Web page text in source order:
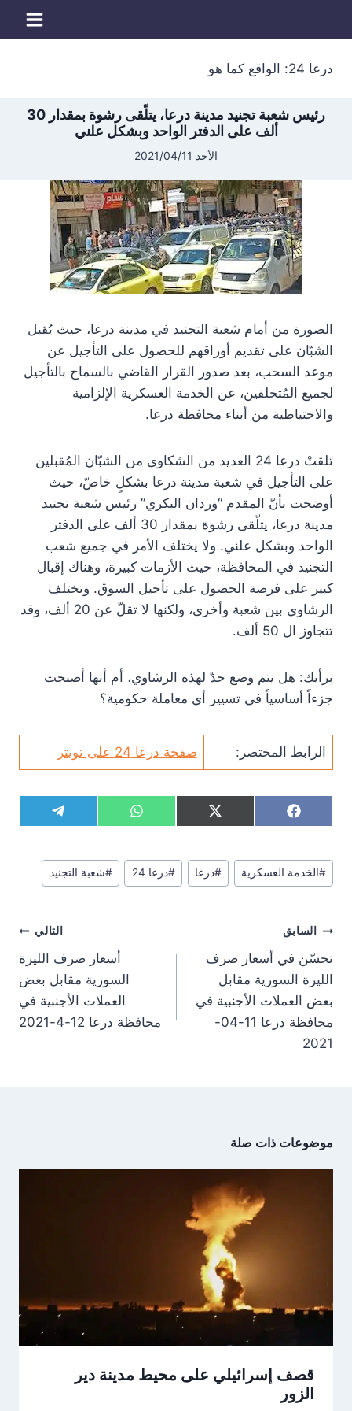
درعا 24: الواقع كما هو
رئيس شعبة تجنيد مدينة درعا، يتلّقى رشوة بمقدار 30
ألف على الدفتر الواحد وبشكل علني
الأحد 2021/04/11
الصورة من أمام شعبة التجنيد في مدينة درعا، حيث يُقبل
الشبّان على تقديم أوراقهم للحصول على التأجيل عن
موعد السحب، بعد صدور القرار القاضي بالسماح بالتأجيل
لجميع المُتخلفين، عن الخدمة العسكرية الإلزامية
والاحتياطية من أبناء محافظة درعا.
تلقتْ درعا 24 العديد من الشكاوى من الشبّان المُقبلين
على التأجيل في شعبة مدينة درعا بشكلٍ خاصّ، حيث
أوضحت بأنّ المقدم “وردان البكري” رئيس شعبة تجنيد
مدينة درعا، يتلّقى رشوة بمقدار 30 ألف على الدفتر
الواحد وبشكل علني. ولا يختلف الأمر في جميع شعب
التجنيد في المحافظة، حيث الأزمات كبيرة، وهناك إقبال
كبير على فرصة الحصول على تأجيل السوق. وتختلف
الرشاوي بين شعبة وأخرى، ولكنها لا تقلّ عن 20 ألف، وقد
تتجاوز ال 50 ألف.
برأيك: هل يتم وضع حدّ لهذه الرشاوي، أم أنها أصبحت
جزءاً أساسياً في تسيير أي معاملة حكومية؟
الرابط المختصر: صفحة درعا 24 على تويتر
S
h
r
e
o
F
a
e
b
o
S
h
r
e
o
X
(
w
i
t
S
h
r
e
o
W
h
t
s
A
S
h
r
e
o
T
e
e
g
r
وسوم
المقال:
#الخدمة العسكرية #درعا #درعا 24 #شعبة التجنيد
تصفّح
المقالات
السابق
تحسّن في أسعار صرف
الليرة السورية مقابل
بعض العملات الأجنبية في
محافظة درعا 11-04-
2021
التالي
أسعار صرف الليرة
السورية مقابل بعض
العملات الأجنبية في
محافظة درعا 12-4-2021
موضوعات ذات صلة
قصف إسرائيلي على محيط مدينة دير
الزور